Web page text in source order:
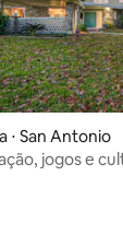
média de
⋅ San Antonio
jogos e